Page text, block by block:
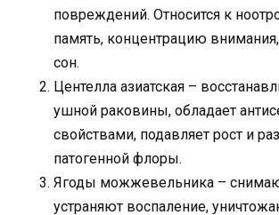
повреждений. Относится к
память, концентрацию
сон.
Центелла азиатская –
ушной раковины, обладает
свойствами, подавляет рост и
патогенной флоры.
Ягоды можжевельника –
устраняют воспаление,